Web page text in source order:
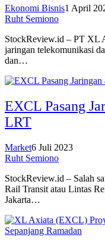
Ekonomi Bisnis1 April
Ruht Semiono
StockReview.id – PT XL
jaringan telekomunikasi
dan…
EXCL Pasang
LRT
Market6 Juli 2023
Ruht Semiono
StockReview.id – Salah
Rail Transit atau Lintas
Jakarta…